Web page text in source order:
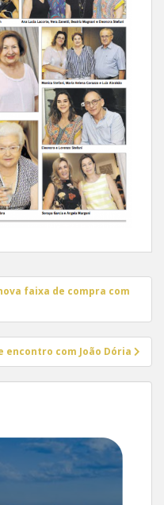
faixa de compra com
com João Dória